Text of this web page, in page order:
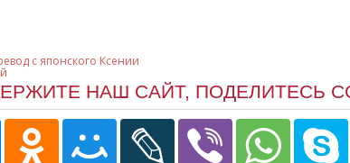
с японского Ксении
НАШ САЙТ, ПОДЕЛИТЕСЬ